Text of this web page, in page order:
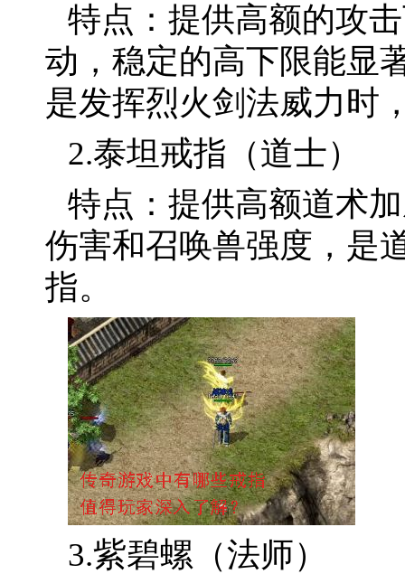
特点：提供高额的攻
动，稳定的高下限能显
是发挥烈火剑法威力时
2.泰坦戒指（道士）
特点：提供高额道术
伤害和召唤兽强度，是
指。
3.紫碧螺（法师）